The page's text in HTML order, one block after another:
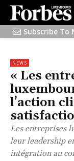
Subscribe To
NEWS
« Les
l’action
Les entreprises
leur leadership
intégration au